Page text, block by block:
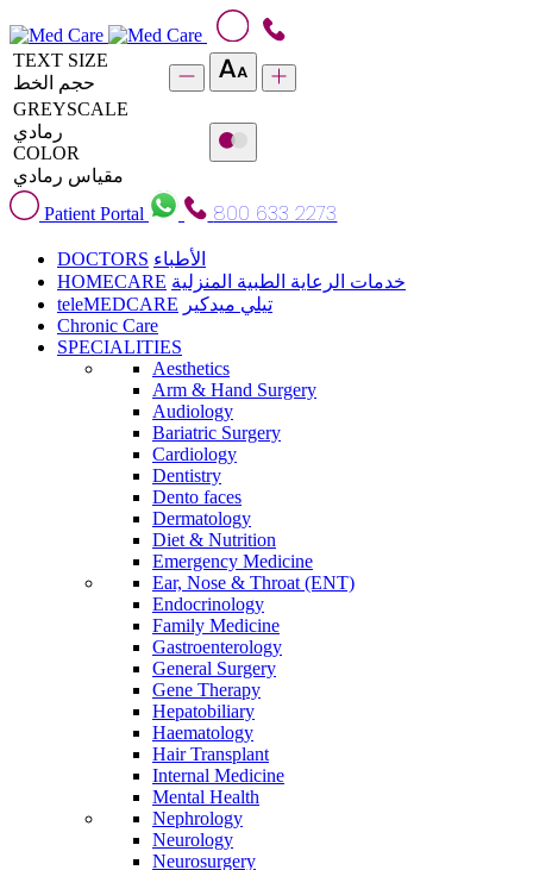
TEXT SIZE
حجم الخط
GREYSCALE
رمادي
COLOR
مقياس رمادي
Patient Portal
800 633 2273
DOCTORS الأطباء
HOMECARE خدمات الرعاية الطبية المنزلية
teleMEDCARE تيلي ميدكير
Chronic Care
SPECIALITIES
Aesthetics
Arm & Hand Surgery
Audiology
Bariatric Surgery
Cardiology
Dentistry
Dento faces
Dermatology
Diet & Nutrition
Emergency Medicine
Ear, Nose & Throat (ENT)
Endocrinology
Family Medicine
Gastroenterology
General Surgery
Gene Therapy
Hepatobiliary
Haematology
Hair Transplant
Internal Medicine
Mental Health
Nephrology
Neurology
Neurosurgery